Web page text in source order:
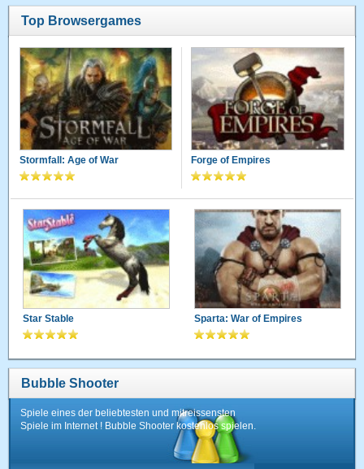
Top Browsergames
Stormfall: Age of War Forge of Empires
Star Stable Sparta: War of Empires
Bubble Shooter
Spiele eines der beliebtesten und mitreissensten
Spiele im Internet ! Bubble Shooter kostenlos spielen.